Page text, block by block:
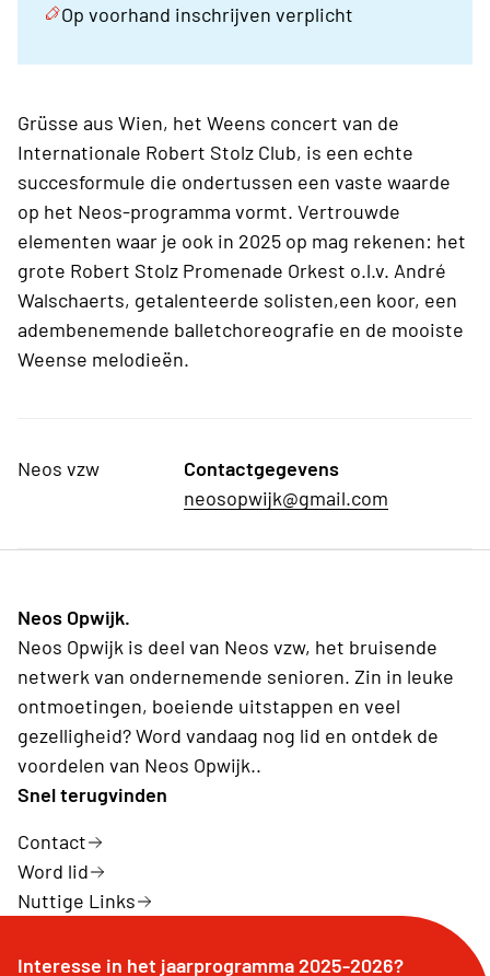
Op voorhand inschrijven verplicht
Grüsse aus Wien, het Weens concert van de
Internationale Robert Stolz Club, is een echte
succesformule die ondertussen een vaste waarde
op het Neos-programma vormt. Vertrouwde
elementen waar je ook in 2025 op mag rekenen: het
grote Robert Stolz Promenade Orkest o.l.v. André
Walschaerts, getalenteerde solisten,een koor, een
adembenemende balletchoreografie en de mooiste
Weense melodieën.
Neos vzw
Contactgegevens
neosopwijk@gmail.com
Neos Opwijk.
Neos Opwijk is deel van Neos vzw, het bruisende
netwerk van ondernemende senioren. Zin in leuke
ontmoetingen, boeiende uitstappen en veel
gezelligheid? Word vandaag nog lid en ontdek de
voordelen van Neos Opwijk..
Snel terugvinden
Contact
Word lid
Nuttige Links
Interesse in het jaarprogramma 2025-2026?